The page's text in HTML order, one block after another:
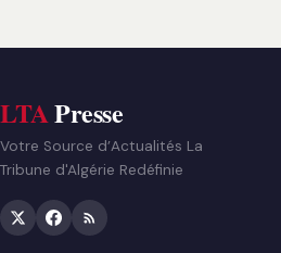
LTAPresse
Votre Source d’Actualités La
Tribune d'Algérie Redéfinie